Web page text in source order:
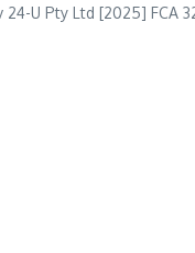
U Pty Ltd [2025] FCA